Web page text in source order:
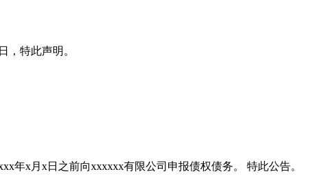
，特此声明。
年x月x日之前向xxxxxx有限公司申报债权债务。 特此公告。